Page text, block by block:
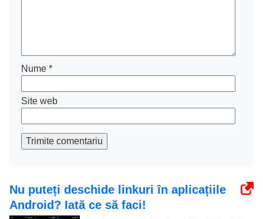
Nume *
Site web
Trimite comentariu
Nu puteți deschide linkuri în aplicațiile
Android? Iată ce să faci!